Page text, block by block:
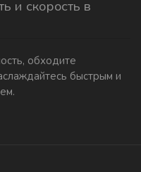
и скорость в
обходите
быстрым и